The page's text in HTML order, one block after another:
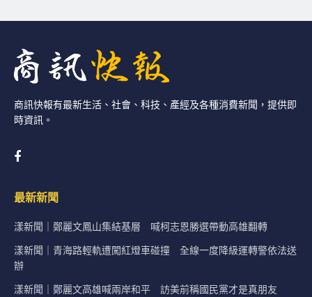
商訊快報有最新生活、社會、科技、產經及各種消費新聞，提供即
時資訊。
最新新聞
漾新聞｜鄭麗文鳳山集結基層 喊柯志恩勝選帶動高雄翻轉
漾新聞｜青海路輕軌遭闖紅燈車碰撞 全線一度降級運轉警依法送
辦
漾新聞｜鄭麗文高雄喊兩岸和平 訪美前稱國民黨才是真朋友